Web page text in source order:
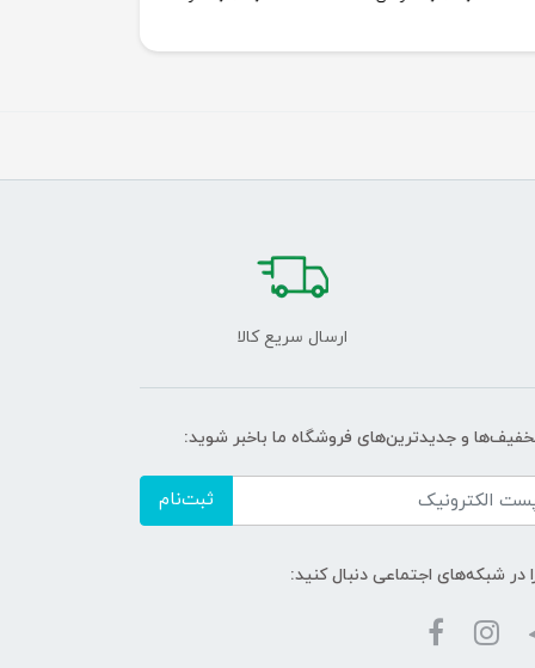
ارسال سریع کالا
و جدیدترین‌های فروشگاه ما باخبر شوید:
ثبت‌نام
در شبکه‌های اجتماعی دنبال کنید: